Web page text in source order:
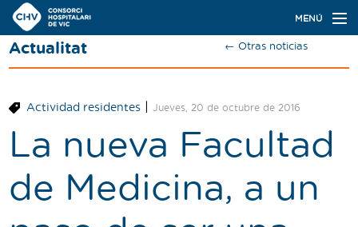
Navegación
principal
MENÚ
Actualidad
Oferta de plazas
Ser residente
Actualitat ← Otras noticias
Actividad residentes| Jueves, 20 de octubre de 2016
La nueva Facultad
de Medicina, a un